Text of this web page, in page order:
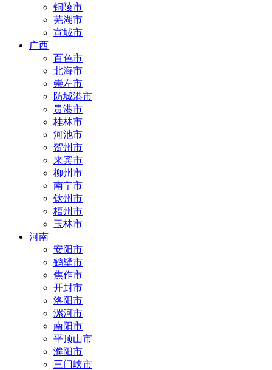
铜陵市
芜湖市
宣城市
广西
百色市
北海市
崇左市
防城港市
贵港市
桂林市
河池市
贺州市
来宾市
柳州市
南宁市
钦州市
梧州市
玉林市
河南
安阳市
鹤壁市
焦作市
开封市
洛阳市
漯河市
南阳市
平顶山市
濮阳市
三门峡市